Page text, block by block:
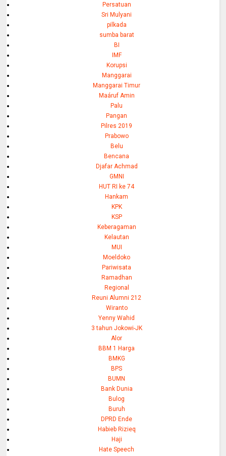
Persatuan
Sri Mulyani
pilkada
sumba barat
BI
IMF
Korupsi
Manggarai
Manggarai Timur
Maáruf Amin
Palu
Pangan
Pilres 2019
Prabowo
Belu
Bencana
Djafar Achmad
GMNI
HUT RI ke 74
Hankam
KPK
KSP
Keberagaman
Kelautan
MUI
Moeldoko
Pariwisata
Ramadhan
Regional
Reuni Alumni 212
Wiranto
Yenny Wahid
3 tahun Jokowi-JK
Alor
BBM 1 Harga
BMKG
BPS
BUMN
Bank Dunia
Bulog
Buruh
DPRD Ende
Habieb Rizieq
Haji
Hate Speech